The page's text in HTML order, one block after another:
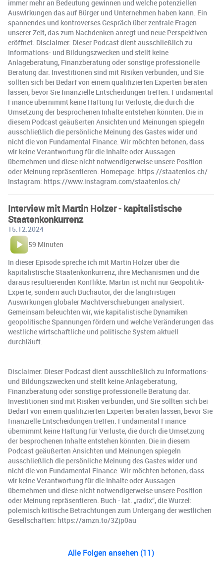
immer mehr an Bedeutung gewinnen und welche potenziellen
Auswirkungen das auf Bürger und Unternehmen haben kann. Ein
spannendes und kontroverses Gespräch über zentrale Fragen
unserer Zeit, das zum Nachdenken anregt und neue Perspektiven
eröffnet. Disclaimer: Dieser Podcast dient ausschließlich zu
Informations- und Bildungszwecken und stellt keine
Anlageberatung, Finanzberatung oder sonstige professionelle
Beratung dar. Investitionen sind mit Risiken verbunden, und Sie
sollten sich bei Bedarf von einem qualifizierten Experten beraten
lassen, bevor Sie finanzielle Entscheidungen treffen. Fundamental
Finance übernimmt keine Haftung für Verluste, die durch die
Umsetzung der besprochenen Inhalte entstehen könnten. Die in
diesem Podcast geäußerten Ansichten und Meinungen spiegeln
ausschließlich die persönliche Meinung des Gastes wider und
nicht die von Fundamental Finance. Wir möchten betonen, dass
wir keine Verantwortung für die Inhalte oder Aussagen
übernehmen und diese nicht notwendigerweise unsere Position
oder Meinung repräsentieren. Homepage: https://staatenlos.ch/
Instagram: https://www.instagram.com/staatenlos.ch/
Interview mit Martin Holzer - kapitalistische
Staatenkonkurrenz
15.12.2024
59 Minuten
In dieser Episode spreche ich mit Martin Holzer über die
kapitalistische Staatenkonkurrenz, ihre Mechanismen und die
daraus resultierenden Konflikte. Martin ist nicht nur Geopolitik-
Experte, sondern auch Buchautor, der die langfristigen
Auswirkungen globaler Machtverschiebungen analysiert.
Gemeinsam beleuchten wir, wie kapitalistische Dynamiken
geopolitische Spannungen fördern und welche Veränderungen das
westliche wirtschaftliche und politische System aktuell
durchläuft.
Disclaimer: Dieser Podcast dient ausschließlich zu Informations-
und Bildungszwecken und stellt keine Anlageberatung,
Finanzberatung oder sonstige professionelle Beratung dar.
Investitionen sind mit Risiken verbunden, und Sie sollten sich bei
Bedarf von einem qualifizierten Experten beraten lassen, bevor Sie
finanzielle Entscheidungen treffen. Fundamental Finance
übernimmt keine Haftung für Verluste, die durch die Umsetzung
der besprochenen Inhalte entstehen könnten. Die in diesem
Podcast geäußerten Ansichten und Meinungen spiegeln
ausschließlich die persönliche Meinung des Gastes wider und
nicht die von Fundamental Finance. Wir möchten betonen, dass
wir keine Verantwortung für die Inhalte oder Aussagen
übernehmen und diese nicht notwendigerweise unsere Position
oder Meinung repräsentieren. Buch - lat. „radix“, die Wurzel:
polemisch kritische Betrachtungen zum Untergang der westlichen
Gesellschaften: https://amzn.to/3Zjp0au
Alle Folgen ansehen (11)